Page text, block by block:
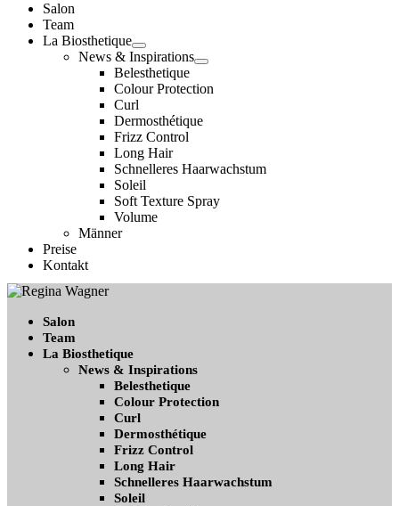
Salon
Team
La Biosthetique
News & Inspirations
Belesthetique
Colour Protection
Curl
Dermosthétique
Frizz Control
Long Hair
Schnelleres Haarwachstum
Soleil
Soft Texture Spray
Volume
Männer
Preise
Kontakt
Salon
Team
La Biosthetique
News & Inspirations
Belesthetique
Colour Protection
Curl
Dermosthétique
Frizz Control
Long Hair
Schnelleres Haarwachstum
Soleil